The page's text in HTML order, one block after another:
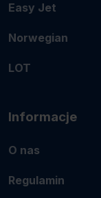
Easy Jet
Norwegian
LOT
Informacje
O nas
Regulamin